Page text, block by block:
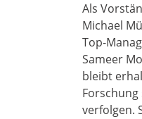
Als
Michael
Top-
Sameer
bleibt
verfolgen.